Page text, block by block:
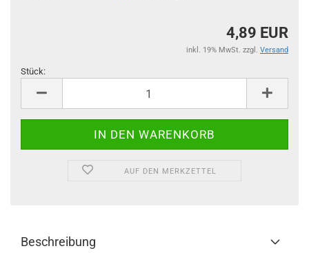
4,89 EUR
inkl. 19% MwSt. zzgl. Versand
Stück:
AUF DEN MERKZETTEL
Beschreibung